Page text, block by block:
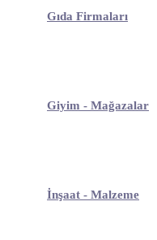
Gıda Firmaları
Giyim - Mağazalar
İnşaat - Malzeme